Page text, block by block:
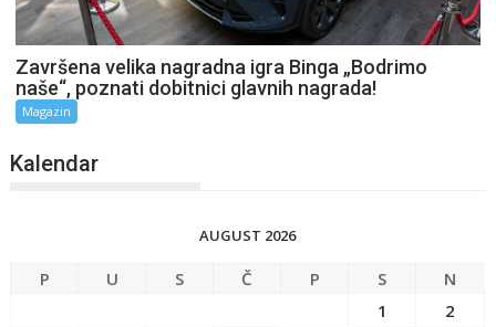
Završena velika nagradna igra Binga „Bodrimo
naše“, poznati dobitnici glavnih nagrada!
Magazin
Kalendar
AUGUST 2026
P U S Č P S
N
1
2